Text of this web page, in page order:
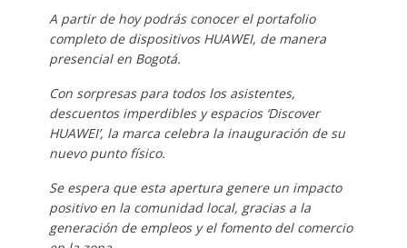
A partir de hoy podrás conocer el portafolio
completo de dispositivos HUAWEI, de manera
presencial en Bogotá.
Con sorpresas para todos los asistentes,
descuentos imperdibles y espacios ‘Discover
HUAWEI’, la marca celebra la inauguración de su
nuevo punto físico.
Se espera que esta apertura genere un impacto
positivo en la comunidad local, gracias a la
generación de empleos y el fomento del comercio